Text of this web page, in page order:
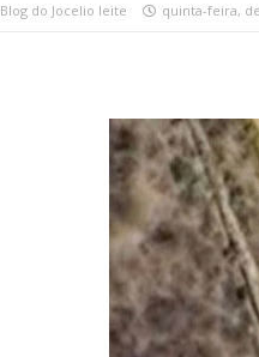
Blog do Jocelio leite quinta-feira,